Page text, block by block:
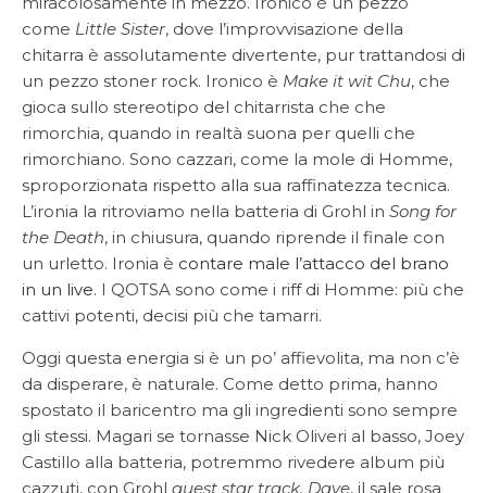
come Little Sister, dove l’improvvisazione della
chitarra è assolutamente divertente, pur trattandosi di
un pezzo stoner rock. Ironico è Make it wit Chu, che
gioca sullo stereotipo del chitarrista che che
rimorchia, quando in realtà suona per quelli che
rimorchiano. Sono cazzari, come la mole di Homme,
sproporzionata rispetto alla sua raffinatezza tecnica.
L’ironia la ritroviamo nella batteria di Grohl in Song for
the Death, in chiusura, quando riprende il finale con
un urletto. Ironia è contare male l’attacco del brano
in un live. I QOTSA sono come i riff di Homme: più che
cattivi potenti, decisi più che tamarri.
Oggi questa energia si è un po’ affievolita, ma non c’è
da disperare, è naturale. Come detto prima, hanno
spostato il baricentro ma gli ingredienti sono sempre
gli stessi. Magari se tornasse Nick Oliveri al basso, Joey
Castillo alla batteria, potremmo rivedere album più
cazzuti, con Grohl guest star track. Dave, il sale rosa